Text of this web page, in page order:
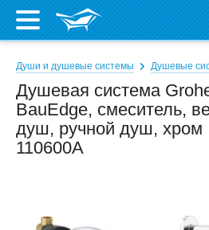
Души и душевые системы Душевые
Душевая система
BauEdge, смеситель,
душ, ручной душ, хром
110600А